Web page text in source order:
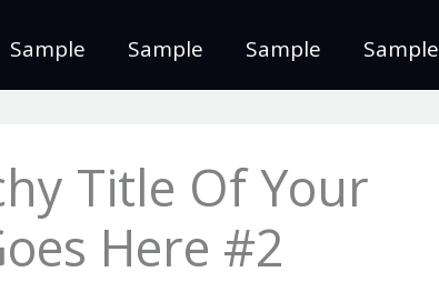
Sample Sample Sample Sample
Title Of Your
Here #2